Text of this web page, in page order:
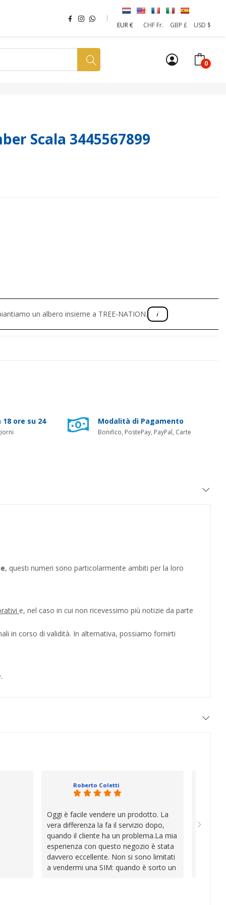
EUR €
CHF Fr. GBP £ USD $
0
Scala 3445567899
un albero insieme a TREE-NATION.
ore su 24 Modalità di Pagamento
Bonifico, PostePay, PayPal, Carte
, questi numeri sono particolarmente ambiti per la loro
e, nel caso in cui non ricevessimo più notizie da parte
in corso di validità. In alternativa, possiamo fornirti
Roberto Coletti
Oggi è facile vendere un prodotto. La
vera differenza la fa il servizio dopo,
quando il cliente ha un problema.La mia
esperienza con questo negozio è stata
davvero eccellente. Non si sono limitati
a vendermi una SIM: quando è sorto un
sono